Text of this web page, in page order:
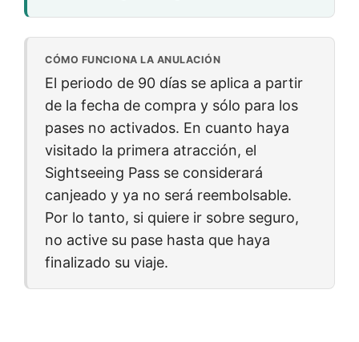
CÓMO FUNCIONA LA ANULACIÓN
El periodo de 90 días se aplica a partir
de la fecha de compra y sólo para los
pases no activados. En cuanto haya
visitado la primera atracción, el
Sightseeing Pass se considerará
canjeado y ya no será reembolsable.
Por lo tanto, si quiere ir sobre seguro,
no active su pase hasta que haya
finalizado su viaje.